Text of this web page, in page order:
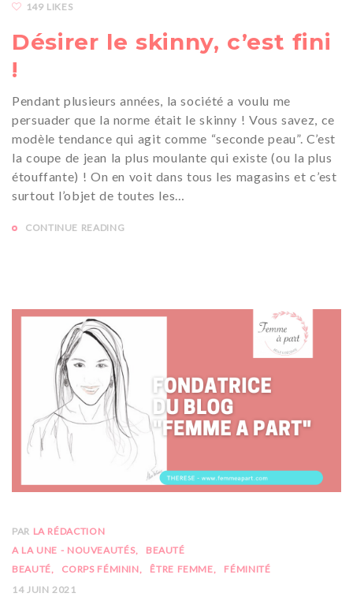
149 LIKES
Désirer le skinny, c’est fini
!
Pendant plusieurs années, la société a voulu me
persuader que la norme était le skinny ! Vous savez, ce
modèle tendance qui agit comme “seconde peau”. C’est
la coupe de jean la plus moulante qui existe (ou la plus
étouffante) ! On en voit dans tous les magasins et c’est
surtout l’objet de toutes les…
CONTINUE READING
PAR LA RÉDACTION
A LA UNE - NOUVEAUTÉS
BEAUTÉ
BEAUTÉ
CORPS FÉMININ ÊTRE FEMME
FÉMINITÉ
14 JUIN 2021